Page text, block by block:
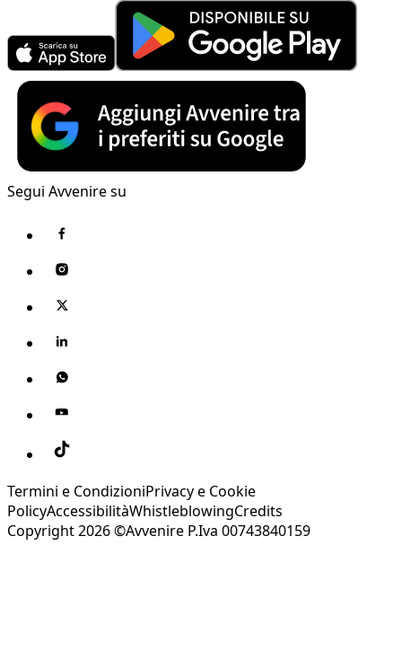
Segui Avvenire su
Termini e CondizioniPrivacy e Cookie
PolicyAccessibilitàWhistleblowingCredits
Copyright 2026 ©Avvenire P.Iva 00743840159